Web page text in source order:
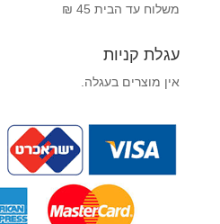
משלוח עד הבית 45 ₪
עגלת קניות
אין מוצרים בעגלה.